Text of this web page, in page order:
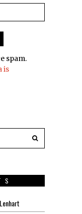
spam.
is